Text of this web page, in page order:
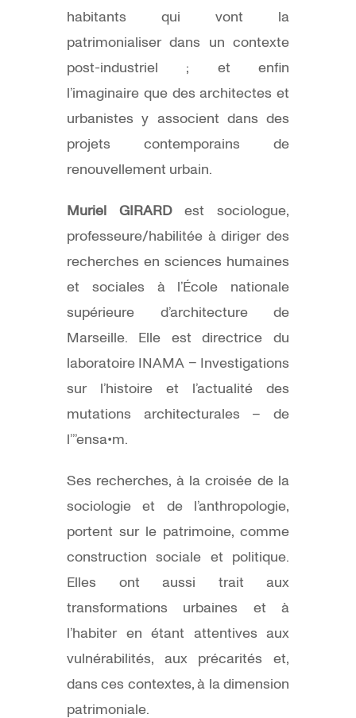
habitants qui vont la
patrimonialiser dans un contexte
post-industriel ; et enfin
l’imaginaire que des architectes et
urbanistes y associent dans des
projets contemporains de
renouvellement urbain.
Muriel GIRARDest sociologue,
professeure/habilitée à diriger des
recherches en sciences humaines
et sociales à l’École nationale
supérieure d’architecture de
Marseille. Elle est directrice du
laboratoire INAMA – Investigations
sur l’histoire et l’actualité des
mutations architecturales – de
l’’’ensa•m.
Ses recherches, à la croisée de la
sociologie et de l’anthropologie,
portent sur le patrimoine, comme
construction sociale et politique.
Elles ont aussi trait aux
transformations urbaines et à
l’habiter en étant attentives aux
vulnérabilités, aux précarités et,
dans ces contextes, à la dimension
patrimoniale.